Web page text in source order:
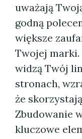
uważają
godną
większe
Twojej
widzą Twój
stronach,
że
Zbudowanie
kluczowe